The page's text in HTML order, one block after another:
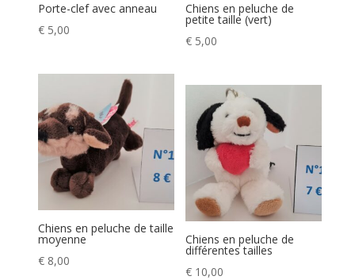
Porte-clef avec anneau
€5,00
Chiens en peluche de
petite taille (vert)
€ 5,00
Chiens en peluche de taille
moyenne
€8,00
Chiens en peluche de
différentes tailles
€ 10,00